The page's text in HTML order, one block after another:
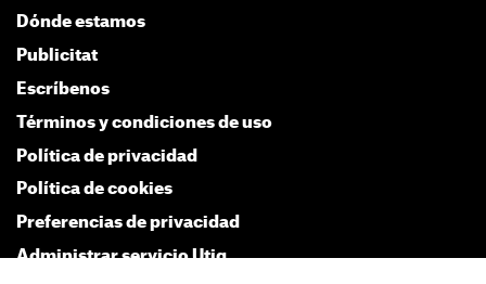
Dónde estamos
Publicitat
Escríbenos
Términos y condiciones de uso
Política de privacidad
Política de cookies
Preferencias de privacidad
Administrar servicio Utiq